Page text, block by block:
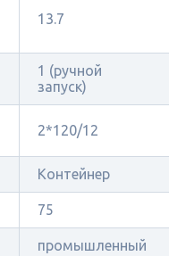
13.7
1 (ручной
запуск)
2*120/12
Контейнер
75
промышленный